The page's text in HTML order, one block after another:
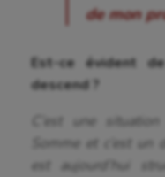
de mon
Est-ce évident
descend ?
C’est une
Somme et c’est
est aujourd’hui